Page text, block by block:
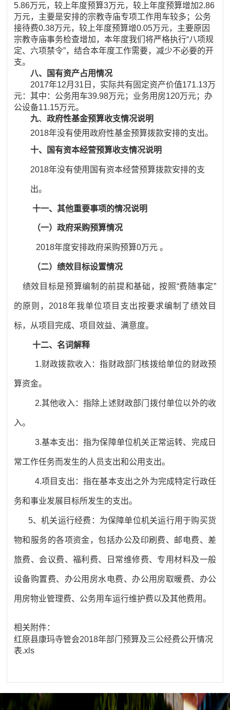
5.86万元，较上年度预算3万元，较上年度预算增加2.86
万元，主要是安排的宗教寺庙专项工作用车较多；公务
接待费0.38万元，较上年度预算增0.05万元，主要原因
宗教寺庙事务检查增加，本年度我们将严格执行“八项规
定、六项禁令”，结合本年度工作需要，减少不必要的开
支。
八、国有资产占用情况
2017年12月31日，实际共有固定资产价值171.13万
元：其中：公务用车39.98万元；业务用房120万元；办
公设备11.15万元。
九、政府性基金预算收支情况说明
2018年没有使用政府性基金预算拨款安排的支出。
十、国有资本经营预算收支情况说明
2018年没有使用国有资本经营预算拨款安排的支
出。
十一、其他重要事项的情况说明
（一）政府采购预算情况
2018年度安排政府采购预算0万元 。
（二）绩效目标设置情况
绩效目标是预算编制的前提和基础，按照“费随事定”
的原则，2018年我单位项目支出按要求编制了绩效目
标，从项目完成、项目效益、满意度。
十二、名词解释
1.财政拨款收入：指财政部门核拨给单位的财政预
算资金。
2.其他收入：指除上述财政部门拨付单位以外的收
入。
3.基本支出：指为保障单位机关正常运转、完成日
常工作任务而发生的人员支出和公用支出。
4.项目支出：指在基本支出之外为完成特定行政任
务和事业发展目标所发生的支出。
5、机关运行经费：为保障单位机关运行用于购买货
物和服务的各项资金，包括办公及印刷费、邮电费、差
旅费、会议费、福利费、日常维修费、专用材料及一般
设备购置费、办公用房水电费、办公用房取暖费、办公
用房物业管理费、公务用车运行维护费以及其他费用。
相关附件：
红原县康玛寺管会2018年部门预算及三公经费公开情况
表.xls